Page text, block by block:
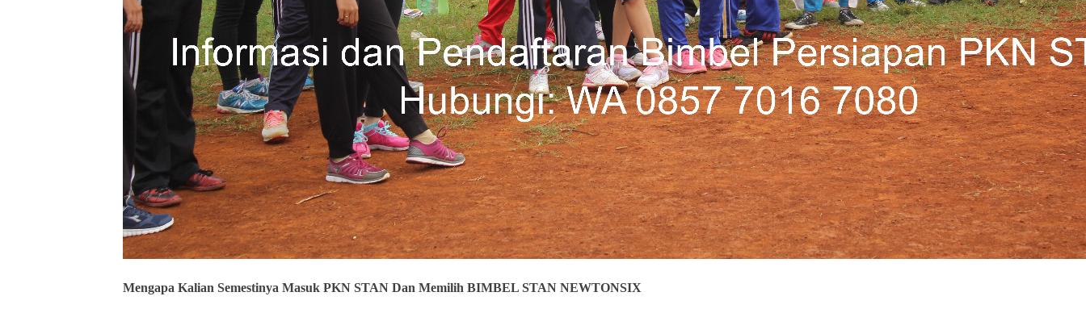
Mengapa Kalian Semestinya Masuk PKN STAN Dan Memilih BIMBEL STAN NEWTONSIX